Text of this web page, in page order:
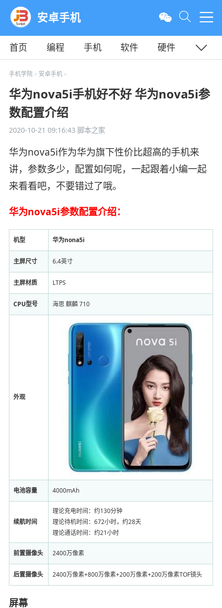
安卓手机
首页 编程 手机 软件
硬件
教程
平面
手机学院> 安卓手机>
华为nova5i手机好不好 华为nova5i参
数配置介绍
2020-10-21 09:16:43脚本之家
华为nova5i作为华为旗下性价比超高的手机来
讲，参数多少，配置如何呢，一起跟着小编一起
来看看吧，不要错过了哦。
华为nova5i参数配置介绍：
机型 华为nona5i
主屏尺寸 6.4英寸
主屏材质 LTPS
CPU型号 海思 麒麟 710
外观
电池容量 4000mAh
续航时间
理论充电时间：约130分钟
理论待机时间：672小时，约28天
理论通话时间：约21小时
前置摄像头 2400万像素
后置摄像头 2400万像素+800万像素+200万像素+200万像素TOF镜头
屏幕